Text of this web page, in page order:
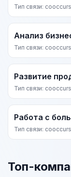
Тип связи: cooccurs
Анализ
Тип связи: cooccurs
Развитие
Тип связи: cooccurs
Работа с
Тип связи: cooccurs
Топ-